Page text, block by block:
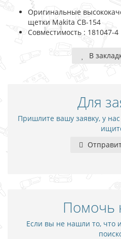
Оригинальные
щетки Makita CB-154
Совместимость : 181047-4
В
Для
Пришлите вашу заявку, у
Помочь
Если вы не нашли то, что